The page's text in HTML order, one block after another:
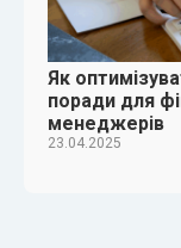
Як
поради для
менеджерів
23.04.2025